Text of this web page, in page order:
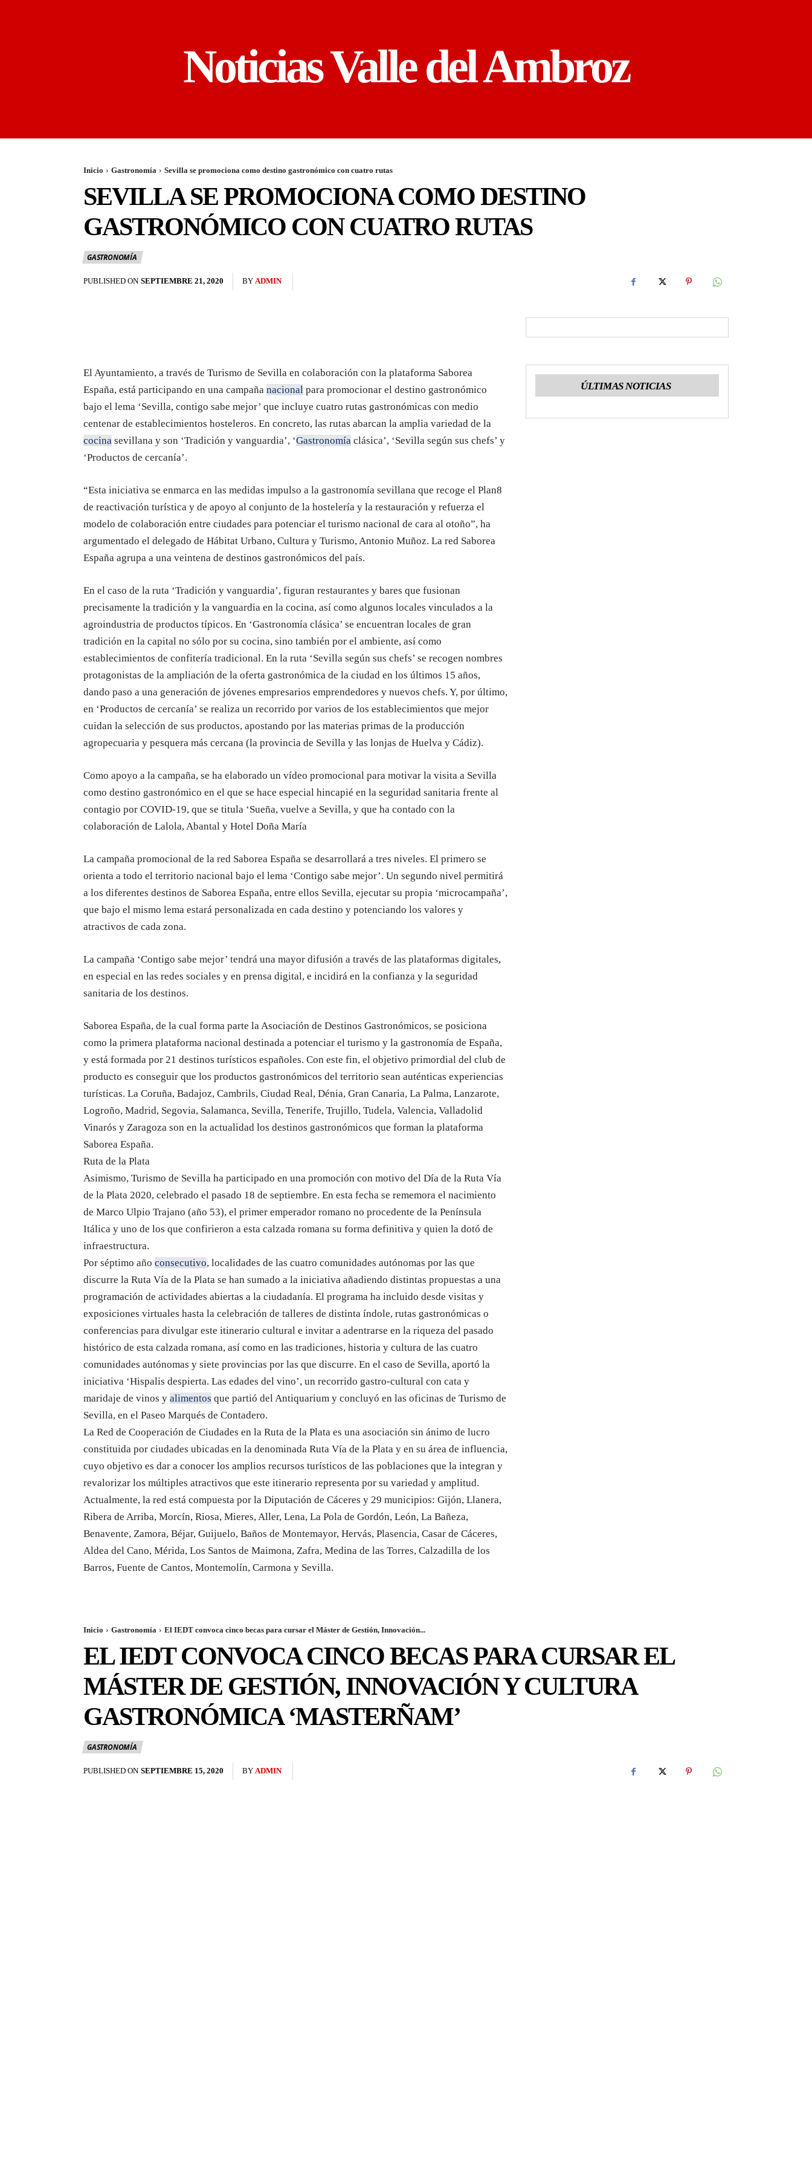
Noticias Valle del Ambroz
Inicio Gastronomía Sevilla se promociona como destino gastronómico con cuatro rutas
SEVILLA SE PROMOCIONA COMO DESTINO
GASTRONÓMICO CON CUATRO RUTAS
GASTRONOMÍA
PUBLISHED ON SEPTIEMBRE 21, 2020 BY ADMIN
El Ayuntamiento, a través de Turismo de Sevilla en colaboración con la plataforma Saborea
España, está participando en una campaña nacional para promocionar el destino gastronómico
bajo el lema ‘Sevilla, contigo sabe mejor’ que incluye cuatro rutas gastronómicas con medio
centenar de establecimientos hosteleros. En concreto, las rutas abarcan la amplia variedad de la
cocina sevillana y son ‘Tradición y vanguardia’, ‘Gastronomía clásica’, ‘Sevilla según sus chefs’ y
‘Productos de cercanía’.
“Esta iniciativa se enmarca en las medidas impulso a la gastronomía sevillana que recoge el Plan8
de reactivación turística y de apoyo al conjunto de la hostelería y la restauración y refuerza el
modelo de colaboración entre ciudades para potenciar el turismo nacional de cara al otoño”, ha
argumentado el delegado de Hábitat Urbano, Cultura y Turismo, Antonio Muñoz. La red Saborea
España agrupa a una veintena de destinos gastronómicos del país.
En el caso de la ruta ‘Tradición y vanguardia’, figuran restaurantes y bares que fusionan
precisamente la tradición y la vanguardia en la cocina, así como algunos locales vinculados a la
agroindustria de productos típicos. En ‘Gastronomía clásica’ se encuentran locales de gran
tradición en la capital no sólo por su cocina, sino también por el ambiente, así como
establecimientos de confitería tradicional. En la ruta ‘Sevilla según sus chefs’ se recogen nombres
protagonistas de la ampliación de la oferta gastronómica de la ciudad en los últimos 15 años,
dando paso a una generación de jóvenes empresarios emprendedores y nuevos chefs. Y, por último,
en ‘Productos de cercanía’ se realiza un recorrido por varios de los establecimientos que mejor
cuidan la selección de sus productos, apostando por las materias primas de la producción
agropecuaria y pesquera más cercana (la provincia de Sevilla y las lonjas de Huelva y Cádiz).
Como apoyo a la campaña, se ha elaborado un vídeo promocional para motivar la visita a Sevilla
como destino gastronómico en el que se hace especial hincapié en la seguridad sanitaria frente al
contagio por COVID-19, que se titula ‘Sueña, vuelve a Sevilla, y que ha contado con la
colaboración de Lalola, Abantal y Hotel Doña María
La campaña promocional de la red Saborea España se desarrollará a tres niveles. El primero se
orienta a todo el territorio nacional bajo el lema ‘Contigo sabe mejor’. Un segundo nivel permitirá
a los diferentes destinos de Saborea España, entre ellos Sevilla, ejecutar su propia ‘microcampaña’,
que bajo el mismo lema estará personalizada en cada destino y potenciando los valores y
atractivos de cada zona.
La campaña ‘Contigo sabe mejor’ tendrá una mayor difusión a través de las plataformas digitales,
en especial en las redes sociales y en prensa digital, e incidirá en la confianza y la seguridad
sanitaria de los destinos.
Saborea España, de la cual forma parte la Asociación de Destinos Gastronómicos, se posiciona
como la primera plataforma nacional destinada a potenciar el turismo y la gastronomía de España,
y está formada por 21 destinos turísticos españoles. Con este fin, el objetivo primordial del club de
producto es conseguir que los productos gastronómicos del territorio sean auténticas experiencias
turísticas. La Coruña, Badajoz, Cambrils, Ciudad Real, Dénia, Gran Canaria, La Palma, Lanzarote,
Logroño, Madrid, Segovia, Salamanca, Sevilla, Tenerife, Trujillo, Tudela, Valencia, Valladolid
Vinarós y Zaragoza son en la actualidad los destinos gastronómicos que forman la plataforma
Saborea España.
Ruta de la Plata
Asimismo, Turismo de Sevilla ha participado en una promoción con motivo del Día de la Ruta Vía
de la Plata 2020, celebrado el pasado 18 de septiembre. En esta fecha se rememora el nacimiento
de Marco Ulpio Trajano (año 53), el primer emperador romano no procedente de la Península
Itálica y uno de los que confirieron a esta calzada romana su forma definitiva y quien la dotó de
infraestructura.
Por séptimo año consecutivo, localidades de las cuatro comunidades autónomas por las que
discurre la Ruta Vía de la Plata se han sumado a la iniciativa añadiendo distintas propuestas a una
programación de actividades abiertas a la ciudadanía. El programa ha incluido desde visitas y
exposiciones virtuales hasta la celebración de talleres de distinta índole, rutas gastronómicas o
conferencias para divulgar este itinerario cultural e invitar a adentrarse en la riqueza del pasado
histórico de esta calzada romana, así como en las tradiciones, historia y cultura de las cuatro
comunidades autónomas y siete provincias por las que discurre. En el caso de Sevilla, aportó la
iniciativa ‘Hispalis despierta. Las edades del vino’, un recorrido gastro-cultural con cata y
maridaje de vinos y alimentos que partió del Antiquarium y concluyó en las oficinas de Turismo de
Sevilla, en el Paseo Marqués de Contadero.
La Red de Cooperación de Ciudades en la Ruta de la Plata es una asociación sin ánimo de lucro
constituida por ciudades ubicadas en la denominada Ruta Vía de la Plata y en su área de influencia,
cuyo objetivo es dar a conocer los amplios recursos turísticos de las poblaciones que la integran y
revalorizar los múltiples atractivos que este itinerario representa por su variedad y amplitud.
Actualmente, la red está compuesta por la Diputación de Cáceres y 29 municipios: Gijón, Llanera,
Ribera de Arriba, Morcín, Riosa, Mieres, Aller, Lena, La Pola de Gordón, León, La Bañeza,
Benavente, Zamora, Béjar, Guijuelo, Baños de Montemayor, Hervás, Plasencia, Casar de Cáceres,
Aldea del Cano, Mérida, Los Santos de Maimona, Zafra, Medina de las Torres, Calzadilla de los
Barros, Fuente de Cantos, Montemolín, Carmona y Sevilla.
ÚLTIMAS NOTICIAS